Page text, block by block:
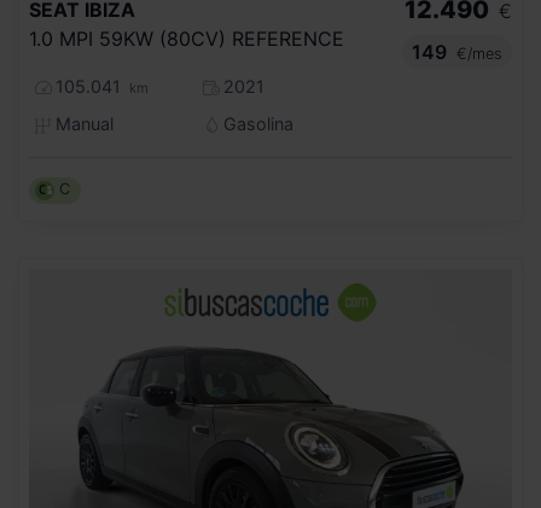
SEAT IBIZA
1.0 MPI 59KW (80CV) REFERENCE
105.041 km
2021
Manual
Gasolina
12.490 €
149
€/mes
C